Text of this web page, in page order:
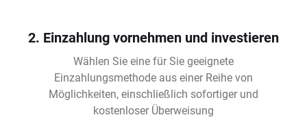
2. Einzahlung vornehmen und investieren
Wählen Sie eine für Sie geeignete
Einzahlungsmethode aus einer Reihe von
Möglichkeiten, einschließlich sofortiger und
kostenloser Überweisung